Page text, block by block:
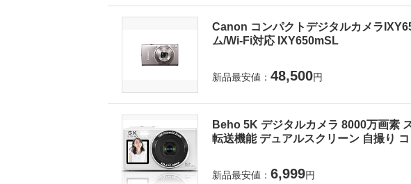
Canon コンパクトデジタルカメラ
ム/Wi-Fi対応 IXY650mSL
新品最安値： 48,500円
Beho 5K デジタルカメラ 8000万画素
転送機能 デュアルスクリーン 自撮り
新品最安値： 6,999円